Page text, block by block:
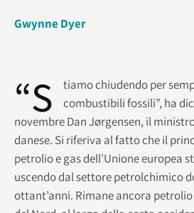
Gwynne Dyer
“S
tiamo chiudendo per
combustibili fossili”, ha
novembre Dan Jørgensen, il
danese. Si riferiva al fatto che il
petrolio e gas dell’Unione europea
uscendo dal settore petrolchimico
ottant’anni. Rimane ancora